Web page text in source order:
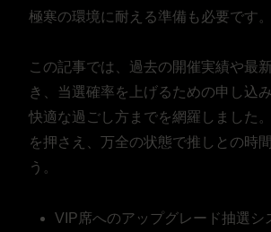
極寒の環境に耐える準備も必要です。
この記事では、過去の開催実績や最
き、当選確率を上げるための申し込
快適な過ごし方までを網羅しました
を押さえ、万全の状態で推しとの時
う。
VIP席へのアップグレード抽選シ